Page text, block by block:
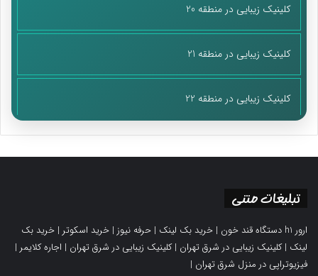
کلینیک زیبایی در منطقه 20
کلینیک زیبایی در منطقه 21
کلینیک زیبایی در منطقه 22
تبلیغات متنی
ارور h1 دستگاه قند خون | خرید بک لینک | حرفه نیوز | خرید اسکوتر | خرید بک
لینک |کلینیک زیبایی در شرق تهران |کلینیک زیبایی در شرق تهران | اجاره کلایمر |
فیزیوتراپی در منزل شرق تهران |